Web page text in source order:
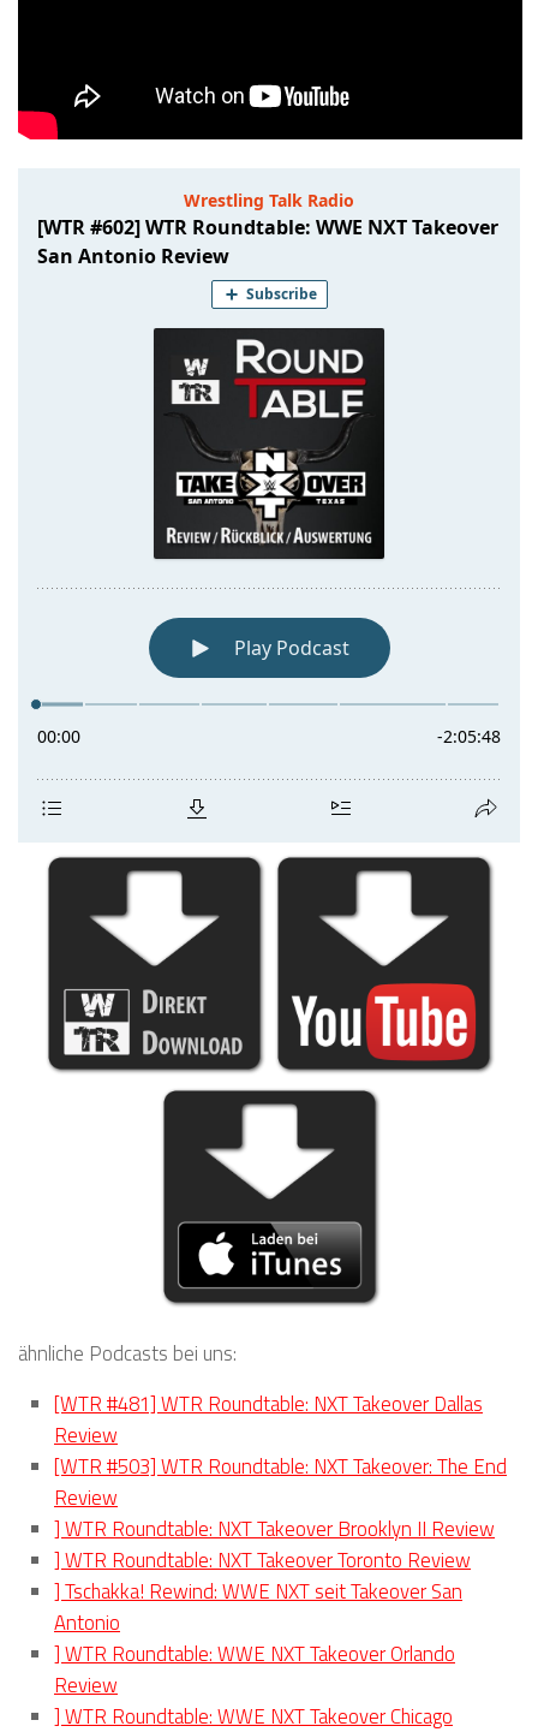
ähnliche Podcasts bei uns:
[WTR #481] WTR Roundtable: NXT Takeover Dallas
Review
[WTR #503] WTR Roundtable: NXT Takeover: The End
Review
] WTR Roundtable: NXT Takeover Brooklyn II Review
] WTR Roundtable: NXT Takeover Toronto Review
] Tschakka! Rewind: WWE NXT seit Takeover San
Antonio
] WTR Roundtable: WWE NXT Takeover Orlando
Review
] WTR Roundtable: WWE NXT Takeover Chicago